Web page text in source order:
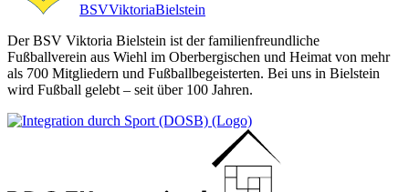
BSVViktoriaBielstein
Der BSV Viktoria Bielstein ist der familienfreundliche
Fußballverein aus Wiehl im Oberbergischen und Heimat von mehr
als 700 Mitgliedern und Fußballbegeisterten. Bei uns in Bielstein
wird Fußball gelebt – seit über 100 Jahren.